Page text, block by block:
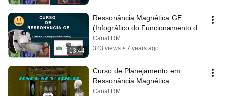
13:44
Ressonância Magnética GE
(Infográfico do Funcionamento do
sistema GE de Ressonância)
Canal RM
323 views • 7 years ago
Curso de Planejamento em
Ressonância Magnética
Canal RM